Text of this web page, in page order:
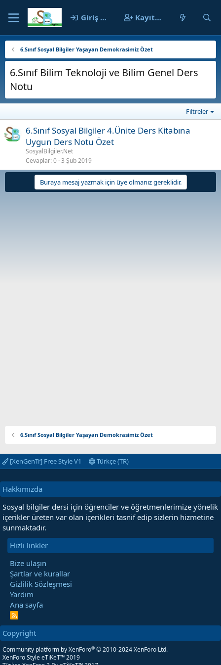
Giriş yap Kayıt ol
6.Sınıf Sosyal Bilgiler Yaşayan Demokrasimiz Özet
6.Sınıf Bilim Teknoloji ve Bilim Genel Ders
Notu
Filtreler
6.Sınıf Sosyal Bilgiler 4.Ünite Ders Kitabına
Uygun Ders Notu Özet
SosyalBilgiler.Net
Cevaplar 0 3 Şub 2019
Buraya mesaj yazmak için üye olmanız gereklidir.
6.Sınıf Sosyal Bilgiler Yaşayan Demokrasimiz Özet
[XenGenTr] Free Style V1 Türkçe (TR)
Hakkımızda
Sosyal bilgiler dersi için öğrenciler ve öğretmenlerimize yönelik
içerikler üreten var olan içerikleri tasnif edip sizlerin hizmetine
sunmaktadır.
Hızlı linkler
Bize ulaşın
Şartlar ve kurallar
Gizlilik Sözleşmesi
Yardım
Ana sayfa
R
S
Copyright
Community platform by XenForo® © 2010-2024 XenForo Ltd.
XenForo Style eTiKeT™ 2019